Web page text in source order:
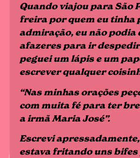
Quando viajou para São
freira por quem eu tinha
admiração, eu não podia
afazeres para ir
peguei um lápis e um
escrever qualquer
“Nas minhas orações
com muita fé para ter
a irmã Maria José”.
Escrevi
estava fritando uns bifes